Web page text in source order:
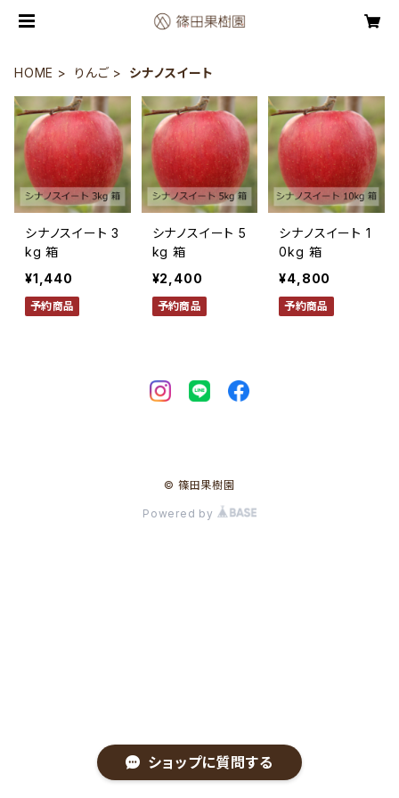
HOME りんご シナノスイート
シナノスイート 3
kg 箱
¥1,440
予約商品
シナノスイート 5
kg 箱
¥2,400
予約商品
シナノスイート 1
0kg 箱
¥4,800
予約商品
© 篠田果樹園
Powered by
ショップに質問する